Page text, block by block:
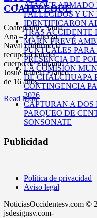
COATEPEQUE
Coatepeque, Santa
Ana – La Fuerza
Naval confirmó la
recuperación del
cuerpo de Eduardo
Josué Iraheta Franco,
de 16 años,...
Read More
ATAQUE ARMADO
FALLECIDOS Y UN
IDENTIFICARON
TRAS ACCIDENTE
MARN PREVÉ
PUNTUALES PARA
PRESENCIA DE
LA COMISIÓN
DE CHALCHUAPA
CONTINGENCIA
2026
CAPTURAN A DOS
PARQUEO DE
SONSONATE
Publicidad
Política de privacidad
Aviso legal
NoticiasOccidentesv.com ©
jsdesignsv.com-